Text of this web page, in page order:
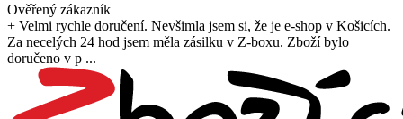
Ověřený zákazník
+ Velmi rychle doručení. Nevšimla jsem si, že je e-shop v Košicích.
Za necelých 24 hod jsem měla zásilku v Z-boxu. Zboží bylo
doručeno v p ...